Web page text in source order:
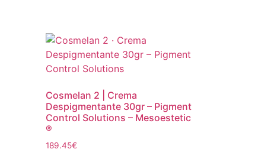
Cosmelan 2 | Crema
Despigmentante 30gr – Pigment
Control Solutions – Mesoestetic
®
189.45€